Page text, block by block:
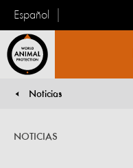
Español
Animal
Noticias
NOTICIAS